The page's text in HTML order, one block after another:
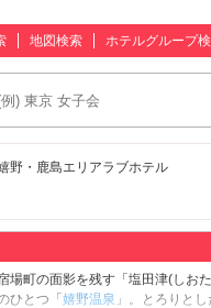
地図検索 ホテルグループ
野・鹿島エリアラブホテル
場町の面影を残す「塩田津(しお
ひとつ「 嬉野温泉 」。とろりと